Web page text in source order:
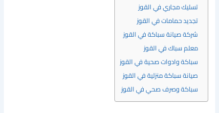
تسليك مجاري في القوز
تجديد حمامات في القوز
شركة صيانة سباكة في القوز
معلم سباك في القوز
سباكة وادوات صحية في القوز
صيانة سباكة منزلية في القوز
سباكة وصرف صحي في القوز